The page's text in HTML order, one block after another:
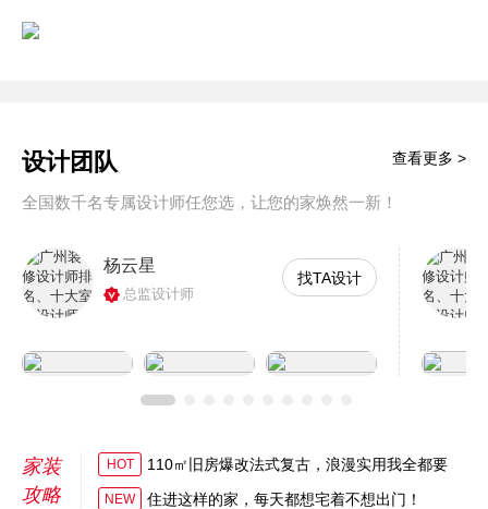
设计团队
全国数千名专属设计师任您选，让您的家焕然一新！
查看更多 >
杨云星
总监设计师
找TA设计
家装
攻略
HOT 110㎡旧房爆改法式复古，浪漫实用我全都要
NEW 住进这样的家，每天都想宅着不想出门！